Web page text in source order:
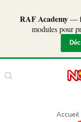
RAF Academy—
modules pour
Accueil